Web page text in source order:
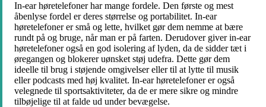
In-ear høretelefoner har mange fordele. Den første og mest
åbenlyse fordel er deres størrelse og portabilitet. In-ear
høretelefoner er små og lette, hvilket gør dem nemme at bære
rundt på og bruge, når man er på farten. Derudover giver in-ear
høretelefoner også en god isolering af lyden, da de sidder tæt i
øregangen og blokerer uønsket støj udefra. Dette gør dem
ideelle til brug i støjende omgivelser eller til at lytte til musik
eller podcasts med høj kvalitet. In-ear høretelefoner er også
velegnede til sportsaktiviteter, da de er mere sikre og mindre
tilbøjelige til at falde ud under bevægelse.